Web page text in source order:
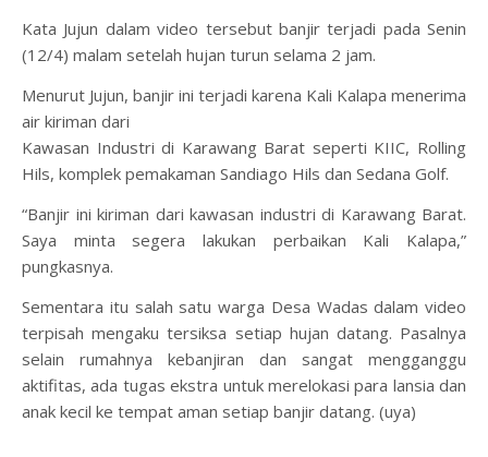
Kata Jujun dalam video tersebut banjir terjadi pada Senin
(12/4) malam setelah hujan turun selama 2 jam.
Menurut Jujun, banjir ini terjadi karena Kali Kalapa menerima
air kiriman dari
Kawasan Industri di Karawang Barat seperti KIIC, Rolling
Hils, komplek pemakaman Sandiago Hils dan Sedana Golf.
“Banjir ini kiriman dari kawasan industri di Karawang Barat.
Saya minta segera lakukan perbaikan Kali Kalapa,”
pungkasnya.
Sementara itu salah satu warga Desa Wadas dalam video
terpisah mengaku tersiksa setiap hujan datang. Pasalnya
selain rumahnya kebanjiran dan sangat mengganggu
aktifitas, ada tugas ekstra untuk merelokasi para lansia dan
anak kecil ke tempat aman setiap banjir datang. (uya)